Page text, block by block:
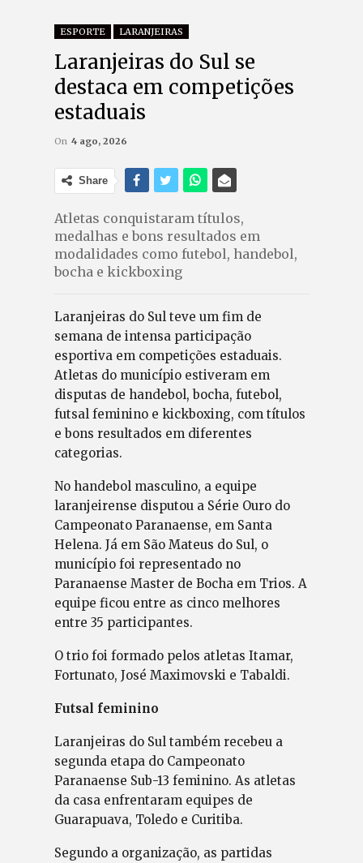
ESPORTE LARANJEIRAS
Laranjeiras do Sul se
destaca em competições
estaduais
On 4 ago, 2026
Share
Atletas conquistaram títulos,
medalhas e bons resultados em
modalidades como futebol, handebol,
bocha e kickboxing
Laranjeiras do Sul teve um fim de
semana de intensa participação
esportiva em competições estaduais.
Atletas do município estiveram em
disputas de handebol, bocha, futebol,
futsal feminino e kickboxing, com títulos
e bons resultados em diferentes
categorias.
No handebol masculino, a equipe
laranjeirense disputou a Série Ouro do
Campeonato Paranaense, em Santa
Helena. Já em São Mateus do Sul, o
município foi representado no
Paranaense Master de Bocha em Trios. A
equipe ficou entre as cinco melhores
entre 35 participantes.
O trio foi formado pelos atletas Itamar,
Fortunato, José Maximovski e Tabaldi.
Futsal feminino
Laranjeiras do Sul também recebeu a
segunda etapa do Campeonato
Paranaense Sub-13 feminino. As atletas
da casa enfrentaram equipes de
Guarapuava, Toledo e Curitiba.
Segundo a organização, as partidas